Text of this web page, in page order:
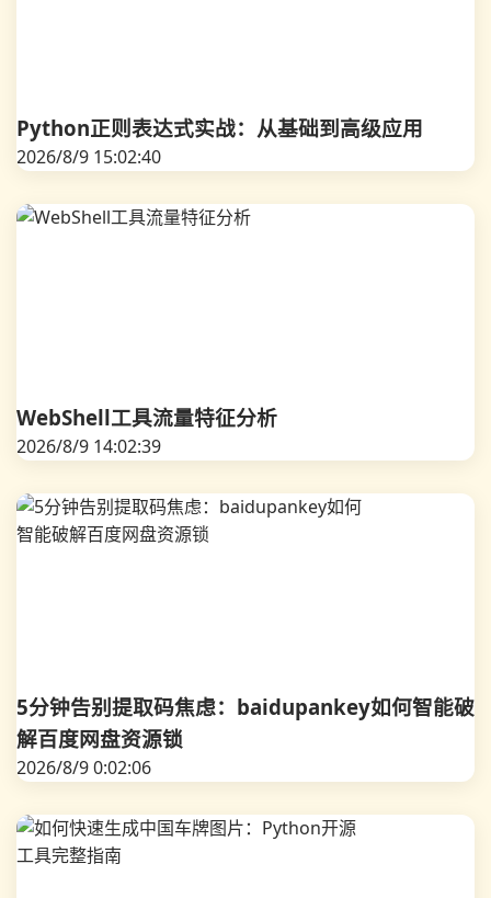
Python正则表达式实战：从基础到高级应用
2026/8/9 15:02:40
WebShell工具流量特征分析
2026/8/9 14:02:39
5分钟告别提取码焦虑：baidupankey如何智能破
解百度网盘资源锁
2026/8/9 0:02:06